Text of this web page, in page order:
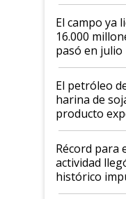
El campo ya
16.000
pasó en julio
El petróleo
harina de
producto
el agro
diez dólares
liderazgo en
récord
Récord para
actividad
histórico
cosecha y